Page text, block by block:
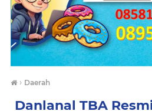
› Daerah
Danlanal TBA